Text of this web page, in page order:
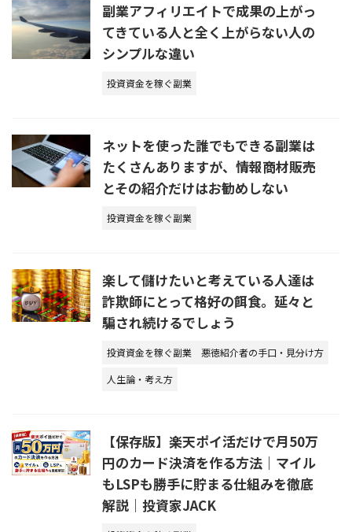
副業アフィリエイトで成果の上がっ
てきている人と全く上がらない人の
シンプルな違い
投資資金を稼ぐ副業
ネットを使った誰でもできる副業は
たくさんありますが、情報商材販売
とその紹介だけはお勧めしない
投資資金を稼ぐ副業
楽して儲けたいと考えている人達は
詐欺師にとって格好の餌食。延々と
騙され続けるでしょう
投資資金を稼ぐ副業
悪徳紹介者の手口・見分け方
人生論・考え方
【保存版】楽天ポイ活だけで月50万
円のカード決済を作る方法｜マイル
もLSPも勝手に貯まる仕組みを徹底
解説｜投資家JACK